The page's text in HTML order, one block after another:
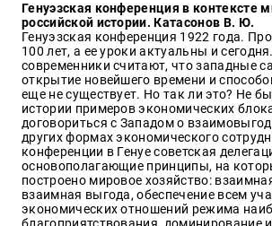
Генуэзская конференция в контексте
российской истории. Катасонов В. Ю.
Генуэзская конференция 1922 года.
100 лет, а ее уроки актуальны и
современники считают, что западные
открытие новейшего времени и
еще не существует. Но так ли это? Не
истории примеров экономических
договориться с Западом о
других формах экономического
конференции в Генуе советская
основополагающие принципы, на
построено мировое хозяйство:
взаимная выгода, обеспечение всем
экономических отношений режима
Оптовикам
Авторам
Контакты
Мероприятия
+7(499)
350-17-
79
Москва